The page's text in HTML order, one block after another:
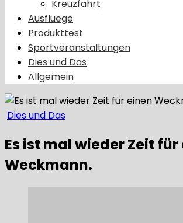
Kreuzfahrt
Ausfluege
Produkttest
Sportveranstaltungen
Dies und Das
Allgemein
Dies und Das
Es ist mal wieder Zeit für
Weckmann.